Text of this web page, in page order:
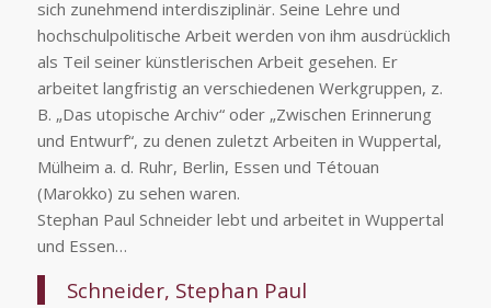
sich zunehmend interdisziplinär. Seine Lehre und
hochschulpolitische Arbeit werden von ihm ausdrücklich
als Teil seiner künstlerischen Arbeit gesehen. Er
arbeitet langfristig an verschiedenen Werkgruppen, z.
B. „Das utopische Archiv“ oder „Zwischen Erinnerung
und Entwurf“, zu denen zuletzt Arbeiten in Wuppertal,
Mülheim a. d. Ruhr, Berlin, Essen und Tétouan
(Marokko) zu sehen waren.
Stephan Paul Schneider lebt und arbeitet in Wuppertal
und Essen…
Schneider, Stephan Paul